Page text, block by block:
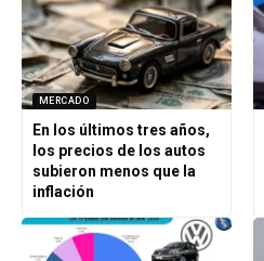
MERCADO
En los últimos tres años,
los precios de los autos
subieron menos que la
inflación